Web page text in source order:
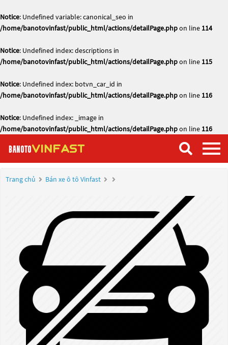
Notice: Undefined variable: canonical_seo in
/home/banotovinfast/public_html/actions/detailPage.phpon line 114
Notice: Undefined index: descriptions in
/home/banotovinfast/public_html/actions/detailPage.phpon line 115
Notice: Undefined index: botvn_car_id in
/home/banotovinfast/public_html/actions/detailPage.phpon line 116
Notice: Undefined index: _image in
/home/banotovinfast/public_html/actions/detailPage.phpon line 116
Trang chủ Bán xe ô tô Vinfast